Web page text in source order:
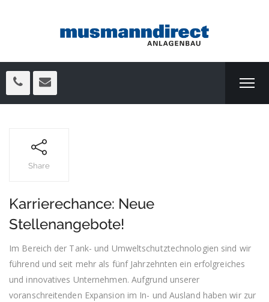
Share
Karrierechance: Neue
Stellenangebote!
Im Bereich der Tank- und Umweltschutztechnologien sind wir
führend und seit mehr als fünf Jahrzehnten ein erfolgreiches
und innovatives Unternehmen. Aufgrund unserer
voranschreitenden Expansion im In- und Ausland haben wir zur